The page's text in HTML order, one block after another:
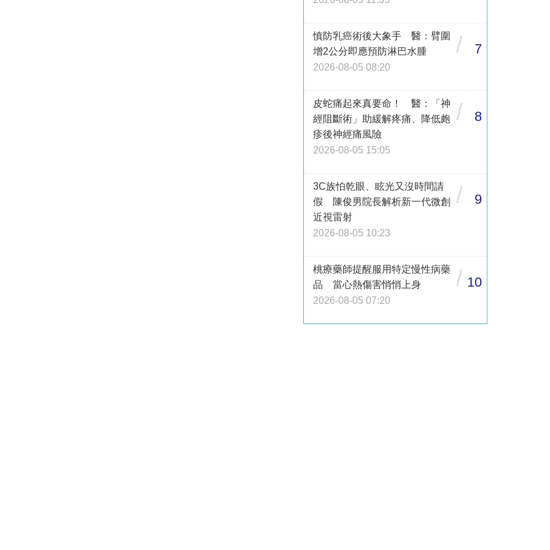
慎防乳癌術後大象手 醫：臂圍
增2公分即應預防淋巴水腫
2026-08-05 08:20
/ 7
皮蛇痛起來真要命！ 醫：「神
經阻斷術」助緩解疼痛、降低皰
疹後神經痛風險
2026-08-05 15:05
/ 8
3C族怕乾眼、眩光又沒時間請
假 陳俊男院長解析新一代微創
近視雷射
2026-08-05 10:23
/ 9
桃療藥師提醒服用特定慢性病藥
品 當心熱傷害悄悄上身
2026-08-05 07:20
/ 10